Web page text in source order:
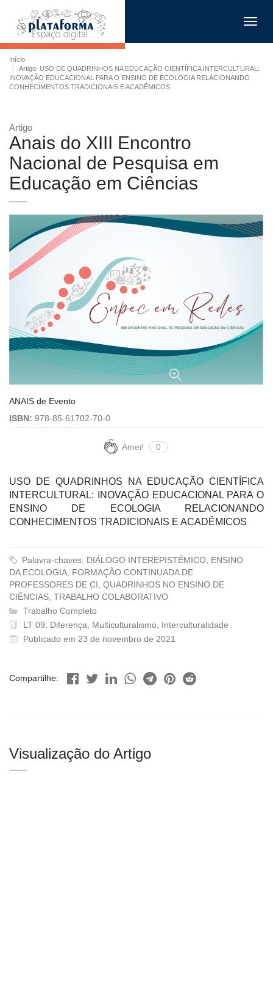
Início
Artigo: USO DE QUADRINHOS NA EDUCAÇÃO CIENTÍFICA INTERCULTURAL:
INOVAÇÃO EDUCACIONAL PARA O ENSINO DE ECOLOGIA RELACIONANDO
CONHECIMENTOS TRADICIONAIS E ACADÊMICOS
Artigo
Anais do XIII Encontro
Nacional de Pesquisa em
Educação em Ciências
ANAIS de Evento
ISBN: 978-85-61702-70-0
Amei! 0
USO DE QUADRINHOS NA EDUCAÇÃO CIENTÍFICA
INTERCULTURAL: INOVAÇÃO EDUCACIONAL PARA O
ENSINO DE ECOLOGIA RELACIONANDO
CONHECIMENTOS TRADICIONAIS E ACADÊMICOS
Palavra-chaves: DIÁLOGO INTEREPISTÉMICO, ENSINO
DA ECOLOGIA, FORMAÇÃO CONTINUADA DE
PROFESSORES DE CI, QUADRINHOS NO ENSINO DE
CIÊNCIAS, TRABALHO COLABORATIVO
Trabalho Completo
LT 09: Diferença, Multiculturalismo, Interculturalidade
Publicado em 23 de novembro de 2021
Compartilhe:
Visualização do Artigo